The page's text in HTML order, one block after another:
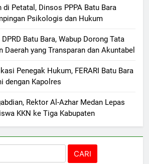
di Petatal, Dinsos PPPA Batu Bara
Psikologis dan Hukum
Batu Bara, Wabup Dorong Tata
Daerah yang Transparan dan Akuntabel
Penegak Hukum, FERARI Batu Bara
dengan Kapolres
Rektor Al-Azhar Medan Lepas
KKN ke Tiga Kabupaten